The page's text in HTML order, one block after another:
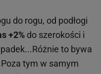
do rogu, od podłogi
+2% do szerokości i
to bywa
tym w samym